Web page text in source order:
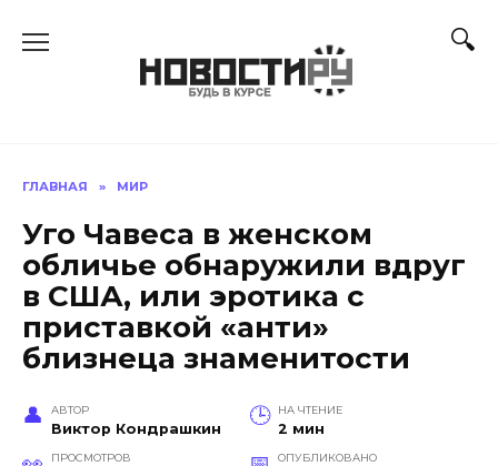
ГЛАВНАЯ » МИР
Уго Чавеса в женском
обличье обнаружили вдруг
в США, или эротика с
приставкой «анти»
близнеца знаменитости
АВТОР
Виктор Кондрашкин
НА ЧТЕНИЕ
2 мин
ПРОСМОТРОВ ОПУБЛИКОВАНО